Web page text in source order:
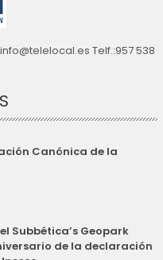
Telf.:957 538
Canónica de la
Subbética’s Geopark
de la declaración